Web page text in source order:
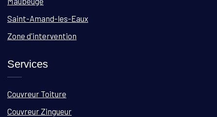
Saint-Amand-les-Eaux
Zone d'intervention
Services
Couvreur Toiture
Couvreur Zingueur